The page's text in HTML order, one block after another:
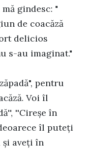
gindesc: "
de coacăză
delicios
s-au imaginat."
pentru
Voi îl
''Cireșe în
îl puteți
aveți în